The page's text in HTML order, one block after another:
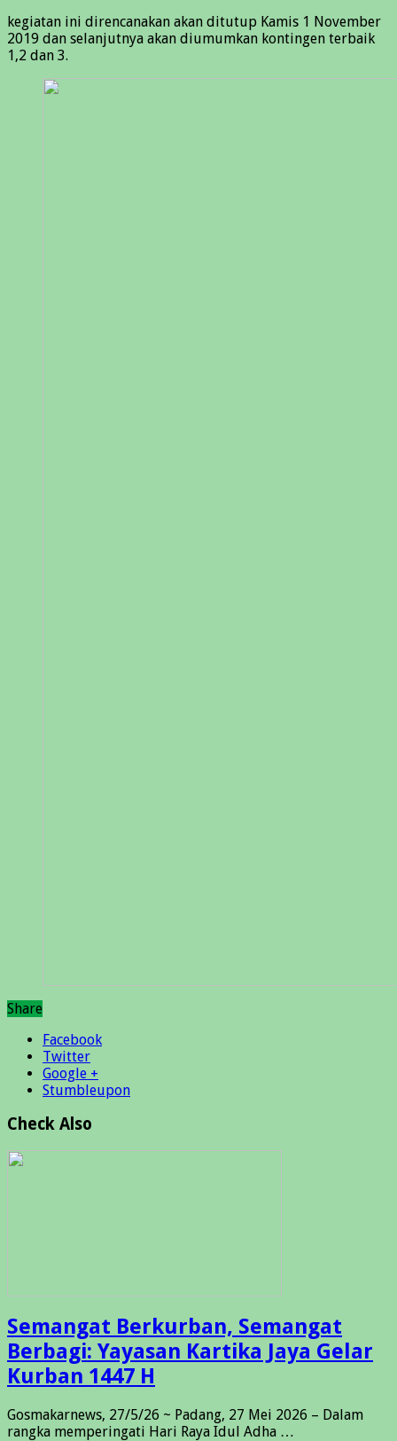
kegiatan ini direncanakan akan ditutup Kamis 1 November
2019 dan selanjutnya akan diumumkan kontingen terbaik
1,2 dan 3.
Share
Facebook
Twitter
Google +
Stumbleupon
Check Also
Semangat Berkurban, Semangat
Berbagi: Yayasan Kartika Jaya Gelar
Kurban 1447 H
Gosmakarnews, 27/5/26 ~ Padang, 27 Mei 2026 – Dalam
rangka memperingati Hari Raya Idul Adha …